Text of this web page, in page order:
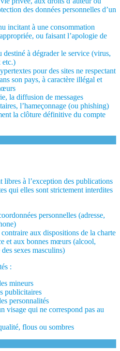
des données personnelles d’un
incitant à une consommation
ou faisant l’apologie de
à dégrader le service (virus,
etc.)
pour des sites ne respectant
son pays, à caractère illégal et
la diffusion de messages
l’hameçonnage (ou phishing)
la clôture définitive du compte
libres à l’exception des publications
qui elles sont strictement interdites
personnelles (adresse,
aux dispositions de la charte
et aux bonnes mœurs (alcool,
sexes masculins)
:
mineurs
publicitaires
personnalités
visage qui ne correspond pas au
flous ou sombres